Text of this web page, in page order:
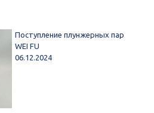
Поступление плунжерных пар
WEI FU
06.12.2024